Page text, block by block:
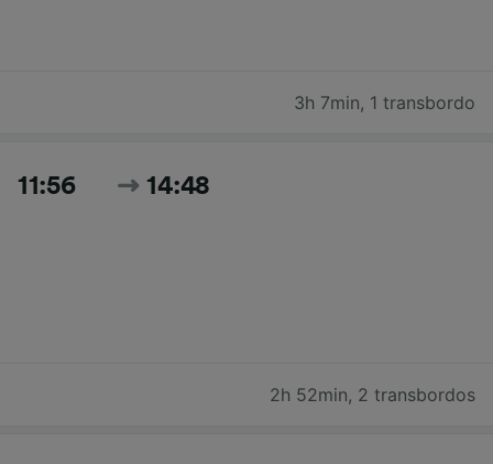
3h 7min, 1 transbordo
11:56 14:48
2h 52min, 2 transbordos